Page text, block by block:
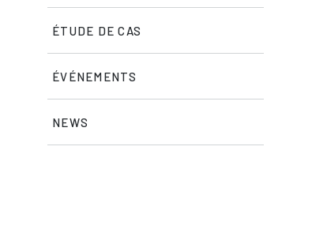
ÉTUDE DE CAS
ÉVÉNEMENTS
NEWS